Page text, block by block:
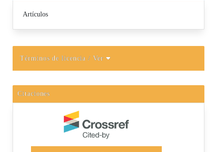
Artículos
Términos de licencia/ Ver
Citaciones